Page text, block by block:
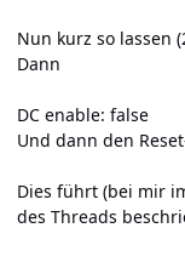
Nun kurz so lassen
Dann
DC enable: false
Und dann den
Dies führt (bei mir
des Threads